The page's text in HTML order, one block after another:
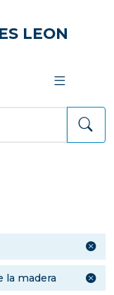
LEON
la madera